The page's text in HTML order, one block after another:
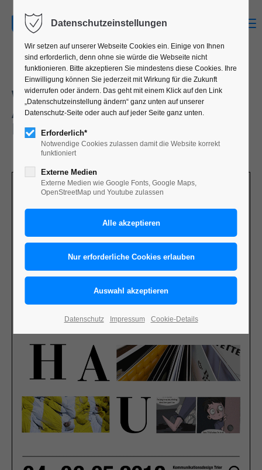
WERKSCHAU 2018 – DIE
AUSSTELLUNG KOMMUNI­
KATIONS­DESIGN
Datenschutzeinstellungen
Wir setzen auf unserer Webseite Cookies ein. Einige von Ihnen
sind erforderlich, denn ohne sie würde die Webseite nicht
funktionieren. Bitte akzeptieren Sie mindestens diese Cookies. Ihre
Einwilligung können Sie jederzeit mit Wirkung für die Zukunft
widerrufen oder ändern. Das geht mit einem Klick auf den Link
„Datenschutzeinstellung ändern“ ganz unten auf unserer
Datenschutz-Seite oder auch auf jeder Seite ganz unten.
Erforderlich*
Notwendige Cookies zulassen damit die Website korrekt
funktioniert
Externe Medien
Externe Medien wie Google Fonts, Google Maps,
OpenStreetMap und Youtube zulassen
Datenschutz Impressum Cookie-Details